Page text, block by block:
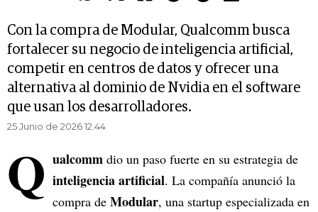
Con la compra de Modular, Qualcomm busca
fortalecer su negocio de inteligencia artificial,
competir en centros de datos y ofrecer una
alternativa al dominio de Nvidia en el software
que usan los desarrolladores.
25 Junio de 2026 12.44
Q ualcomm dio un paso fuerte en su estrategia de
inteligencia artificial. La compañía anunció la
compra de Modular, una startup especializada en